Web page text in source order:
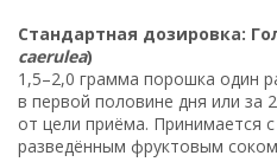
Стандартная дозировка:
caerulea)
1,5–2,0 грамма порошка один
в первой половине дня или за
от цели приёма. Принимается
разведённым фруктовым